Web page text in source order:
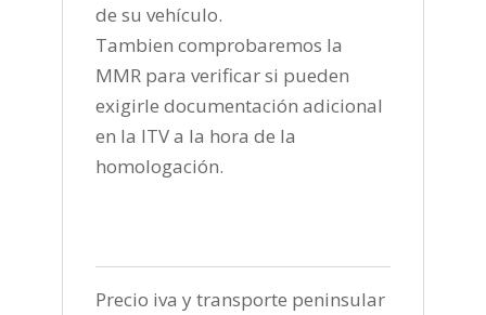
de su vehículo.
Tambien comprobaremos la
MMR para verificar si pueden
exigirle documentación adicional
en la ITV a la hora de la
homologación.
Precio iva y transporte peninsular